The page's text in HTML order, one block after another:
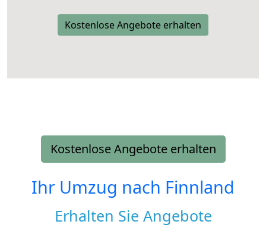
Kostenlose Angebote erhalten
Kostenlose Angebote erhalten
Ihr Umzug nach Finnland
Erhalten Sie Angebote